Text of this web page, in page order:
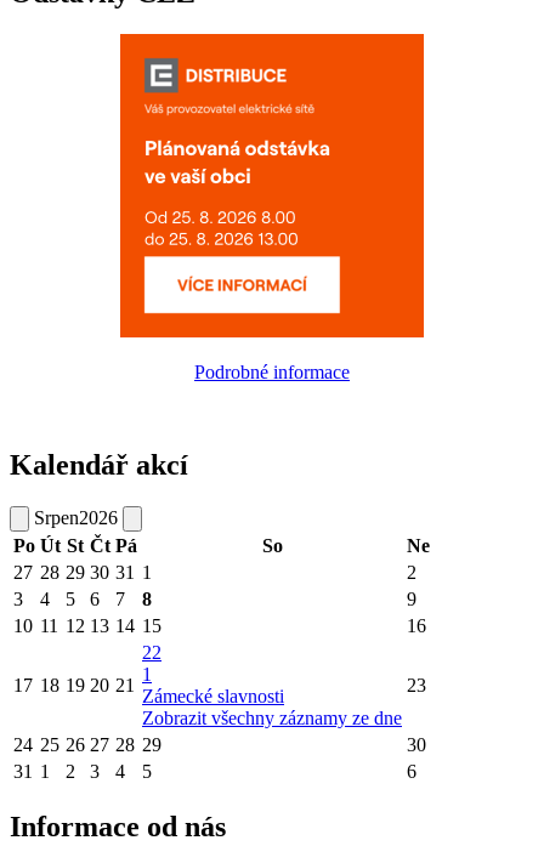
Podrobné informace
Kalendář akcí
Srpen2026
Po Út St Čt Pá So
Ne
27 28 29 30 31 1
2
3
4 5 6 7 8
9
10 11 12 13 14 15 16
17 18 19 20 21
22
1
Zámecké slavnosti
Zobrazit všechny záznamy ze dne
23
24 25 26 27 28 29
30
31 1 2 3 4 5 6
Informace od nás